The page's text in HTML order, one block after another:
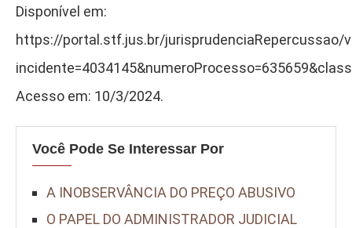
Disponível em:
https://portal.stf.jus.br/jurisprudenciaRepercussao/
Acesso em: 10/3/2024.
Você Pode Se Interessar Por
A INOBSERVÂNCIA DO PREÇO ABUSIVO
O PAPEL DO ADMINISTRADOR JUDICIAL